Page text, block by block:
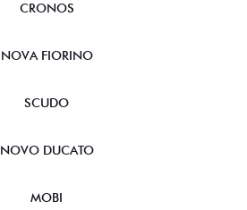
CRONOS
NOVA FIORINO
SCUDO
NOVO DUCATO
MOBI